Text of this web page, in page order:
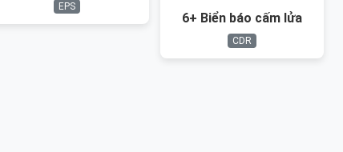
EPS
6+ Biển báo cấm lửa
CDR